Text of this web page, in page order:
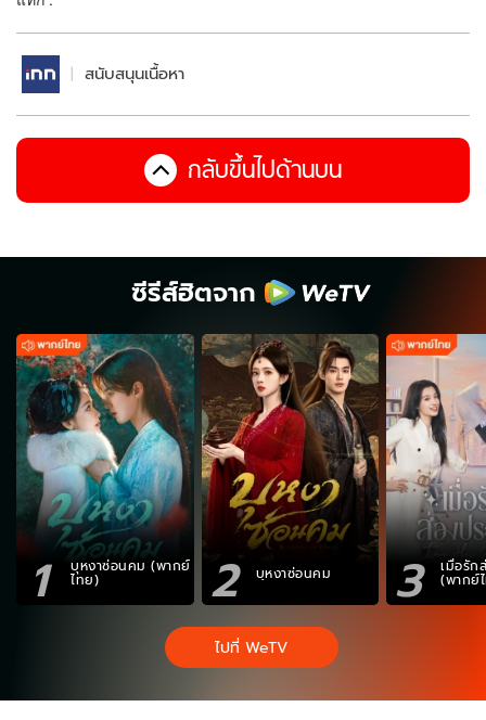
สนับสนุนเนื้อหา
กลับขึ้นไปด้านบน
ซีรีส์ฮิตจาก
1 บุหงาซ่อนคม (พากย์
ไทย) 2 บุหงาซ่อนคม 3 เมื่อรัก
(พากย์
ไปที่ WeTV